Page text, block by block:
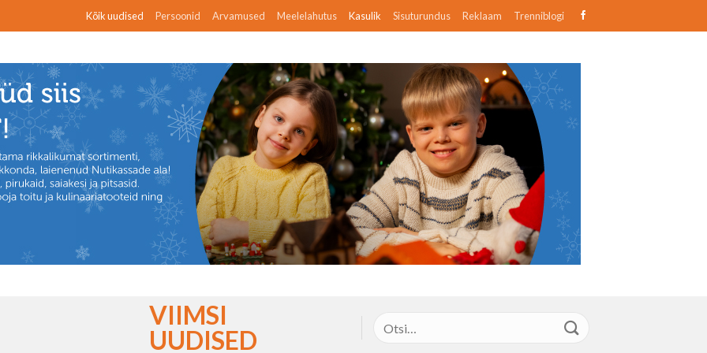
Kõik uudised Persoonid Arvamused Meelelahutus Kasulik Sisuturundus Reklaam Trenniblogi
VIIMSI
UUDISED